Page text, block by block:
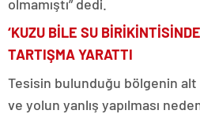
olmamıştı” dedi.
‘KUZU BİLE SU
TARTIŞMA YARATTI
Tesisin bulunduğu bölgenin
ve yolun yanlış yapılması